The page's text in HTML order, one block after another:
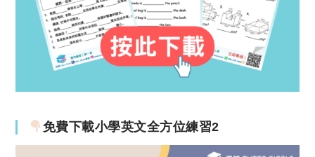
免費下載小學英文全方位練習2